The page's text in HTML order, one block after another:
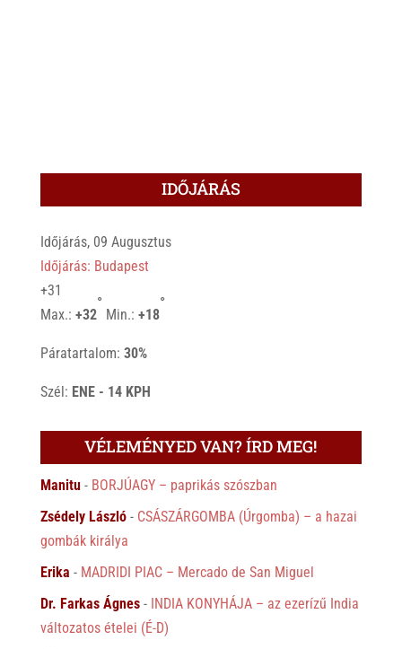
IDŐJÁRÁS
Időjárás, 09 Augusztus
Időjárás: Budapest
+31
Max.: +32
°
Min.: +18
°
Páratartalom: 30%
Szél: ENE - 14 KPH
VÉLEMÉNYED VAN? ÍRD MEG!
Manitu- BORJÚAGY – paprikás szószban
Zsédely László- CSÁSZÁRGOMBA (Úrgomba) – a hazai
gombák királya
Erika - MADRIDI PIAC – Mercado de San Miguel
Dr. Farkas Ágnes- INDIA KONYHÁJA – az ezerízű India
változatos ételei (É-D)